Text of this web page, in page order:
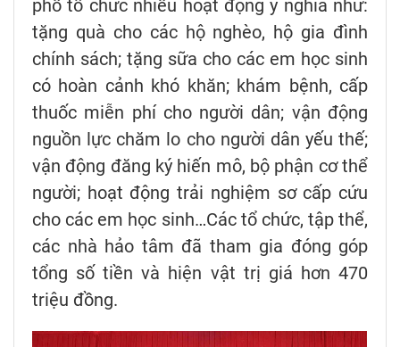
phố tổ chức nhiều hoạt động ý nghĩa như:
tặng quà cho các hộ nghèo, hộ gia đình
chính sách; tặng sữa cho các em học sinh
có hoàn cảnh khó khăn; khám bệnh, cấp
thuốc miễn phí cho người dân; vận động
nguồn lực chăm lo cho người dân yếu thế;
vận động đăng ký hiến mô, bộ phận cơ thể
người; hoạt động trải nghiệm sơ cấp cứu
cho các em học sinh…Các tổ chức, tập thể,
các nhà hảo tâm đã tham gia đóng góp
tổng số tiền và hiện vật trị giá hơn 470
triệu đồng.